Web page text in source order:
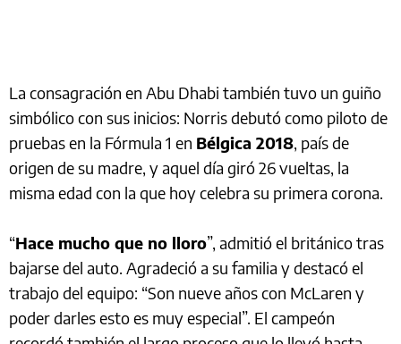
La consagración en Abu Dhabi también tuvo un guiño
simbólico con sus inicios: Norris debutó como piloto de
pruebas en la Fórmula 1 en Bélgica 2018, país de
origen de su madre, y aquel día giró 26 vueltas, la
misma edad con la que hoy celebra su primera corona.
“Hace mucho que no lloro”, admitió el británico tras
bajarse del auto. Agradeció a su familia y destacó el
trabajo del equipo: “Son nueve años con McLaren y
poder darles esto es muy especial”. El campeón